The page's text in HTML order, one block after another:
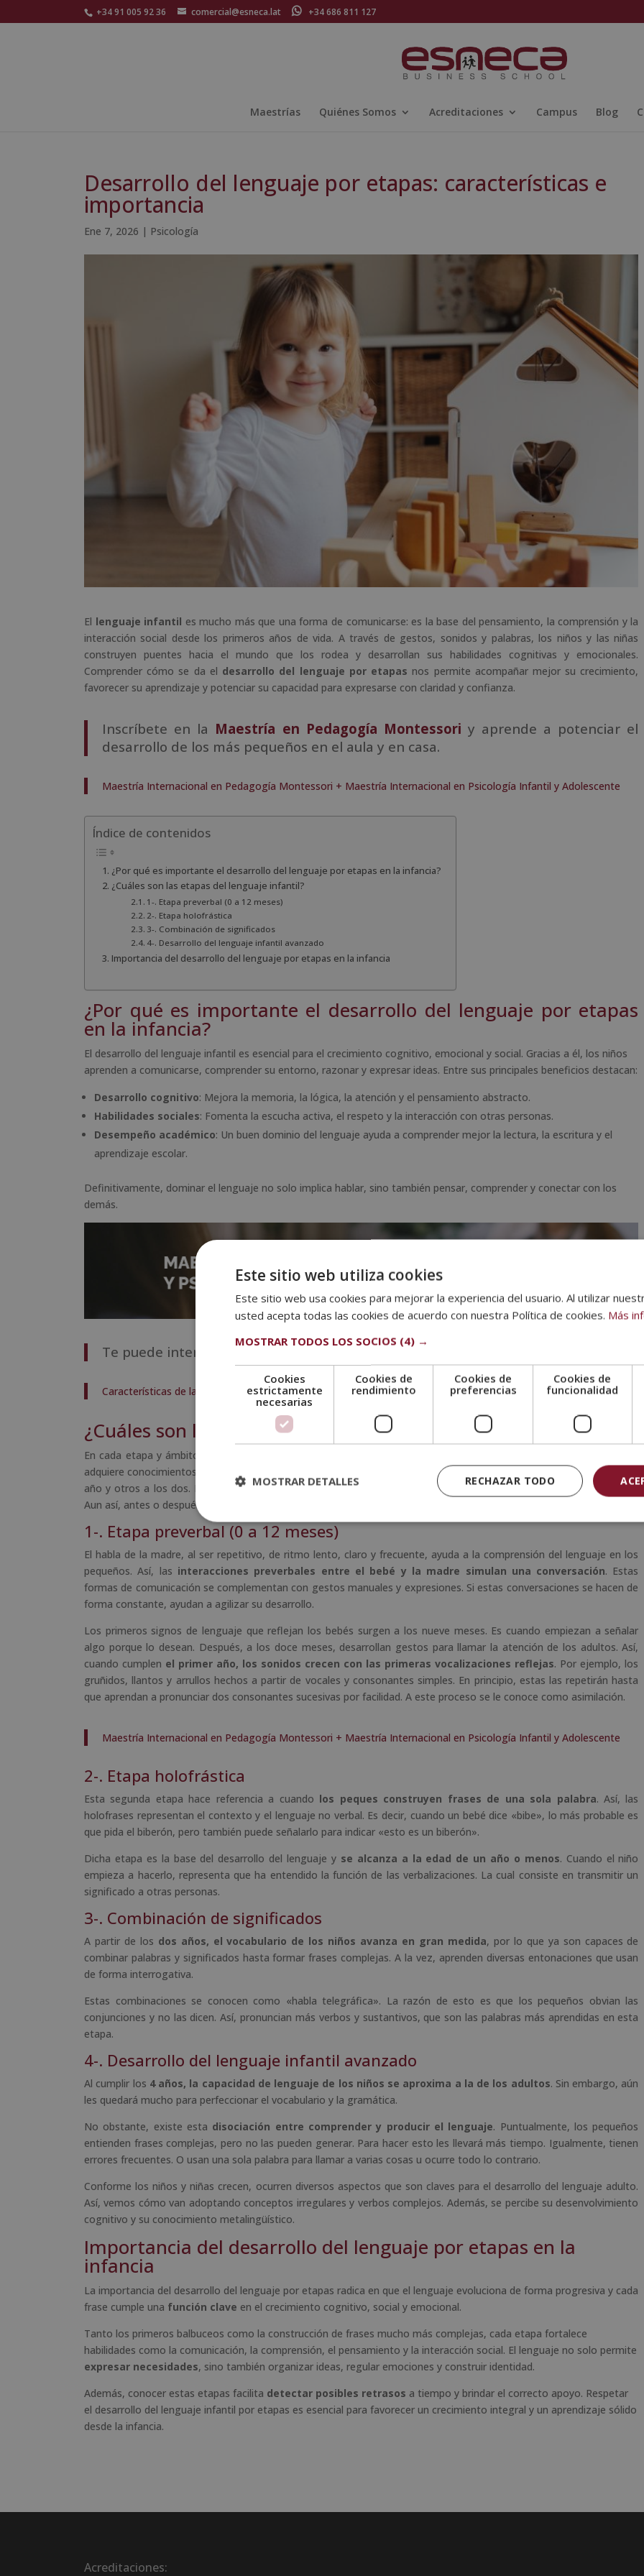
+34 91 005 92 36 comercial@esneca.lat +34 686 811 127
Maestrías Quiénes Somos Acreditaciones Campus Blog
Desarrollo del lenguaje por etapas: características e
importancia
Ene 7, 2026 | Psicología
El lenguaje infantil es mucho más que una forma de comunicarse: es la base del pensamiento, la comprensión y la
interacción social desde los primeros años de vida. A través de gestos, sonidos y palabras, los niños y las niñas
construyen puentes hacia el mundo que los rodea y desarrollan sus habilidades cognitivas y emocionales.
Comprender cómo se da el desarrollo del lenguaje por etapas nos permite acompañar mejor su crecimiento,
favorecer su aprendizaje y potenciar su capacidad para expresarse con claridad y confianza.
Inscríbete en la Maestría en Pedagogía Montessori y aprende a potenciar el
desarrollo de los más pequeños en el aula y en casa.
Maestría Internacional en Pedagogía Montessori + Maestría Internacional en Psicología Infantil y Adolescente
Índice de contenidos
¿Por qué es importante el desarrollo del lenguaje por etapas en la infancia?
¿Cuáles son las etapas del lenguaje infantil?
1-. Etapa preverbal (0 a 12 meses)
2-. Etapa holofrástica
3-. Combinación de significados
4-. Desarrollo del lenguaje infantil avanzado
Importancia del desarrollo del lenguaje por etapas en la infancia
¿Por qué es importante el desarrollo del lenguaje por etapas
en la infancia?
El desarrollo del lenguaje infantil es esencial para el crecimiento cognitivo, emocional y social. Gracias a él, los niños
aprenden a comunicarse, comprender su entorno, razonar y expresar ideas. Entre sus principales beneficios destacan:
Desarrollo cognitivo: Mejora la memoria, la lógica, la atención y el pensamiento abstracto.
Habilidades sociales: Fomenta la escucha activa, el respeto y la interacción con otras personas.
Desempeño académico: Un buen dominio del lenguaje ayuda a comprender mejor la lectura, la escritura y el
aprendizaje escolar.
Definitivamente, dominar el lenguaje no solo implica hablar, sino también pensar, comprender y conectar con los
demás.
Te puede interesar: Etapas del desarrollo físico y mental en la infancia.
Características de la infancia: 6 etapas de desarrollo físico y mental
¿Cuáles son las etapas del lenguaje infantil?
En cada etapa y ámbito del desarrollo infantil,
adquiere conocimientos a un ritmo diferente. Por lo tanto, no pasa nada si algunos pequeños dicen pocas palabras al
año y otros a los dos. Lo mismo sucede con las niñas y niños que caminan a los 10 meses y otros al año y medio.
Aun así, antes o después, el desarrollo del lenguaje se hace en diferentes etapas. Veámoslas:
1-. Etapa preverbal (0 a 12 meses)
El habla de la madre, al ser repetitivo, de ritmo lento, claro y frecuente, ayuda a la comprensión del lenguaje en los
pequeños. Así, las interacciones preverbales entre el bebé y la madre simulan una conversación. Estas
formas de comunicación se complementan con gestos manuales y expresiones. Si estas conversaciones se hacen de
forma constante, ayudan a agilizar su desarrollo.
Los primeros signos de lenguaje que reflejan los bebés surgen a los nueve meses. Es cuando empiezan a señalar
algo porque lo desean. Después, a los doce meses, desarrollan gestos para llamar la atención de los adultos. Así,
cuando cumplen el primer año, los sonidos crecen con las primeras vocalizaciones reflejas. Por ejemplo, los
gruñidos, llantos y arrullos hechos a partir de vocales y consonantes simples. En principio, estas las repetirán hasta
que aprendan a pronunciar dos consonantes sucesivas por facilidad. A este proceso se le conoce como asimilación.
Maestría Internacional en Pedagogía Montessori + Maestría Internacional en Psicología Infantil y Adolescente
2-. Etapa holofrástica
Esta segunda etapa hace referencia a cuando los peques construyen frases de una sola palabra. Así, las
holofrases representan el contexto y el lenguaje no verbal. Es decir, cuando un bebé dice «bibe», lo más probable es
que pida el biberón, pero también puede señalarlo para indicar «esto es un biberón».
Dicha etapa es la base del desarrollo del lenguaje yse alcanza a la edad de un año o menos. Cuando el niño
empieza a hacerlo, representa que ha entendido la función de las verbalizaciones. La cual consiste en transmitir un
significado a otras personas.
3-. Combinación de significados
A partir de los dos años, el vocabulario de los niños avanza en gran medida, por lo que ya son capaces de
combinar palabras y significados hasta formar frases complejas. A la vez, aprenden diversas entonaciones que usan
de forma interrogativa.
Estas combinaciones se conocen como «habla telegráfica». La razón de esto es que los pequeños obvian las
conjunciones y no las dicen. Así, pronuncian más verbos y sustantivos, que son las palabras más aprendidas en esta
etapa.
4-. Desarrollo del lenguaje infantil avanzado
Al cumplir los 4 años, la capacidad de lenguaje de los niños se aproxima a la de los adultos. Sin embargo, aún
les quedará mucho para perfeccionar el vocabulario y la gramática.
No obstante, existe esta disociación entre comprender y producir el lenguaje. Puntualmente, los pequeños
entienden frases complejas, pero no las pueden generar. Para hacer esto les llevará más tiempo. Igualmente, tienen
errores frecuentes. O usan una sola palabra para llamar a varias cosas u ocurre todo lo contrario.
Conforme los niños y niñas crecen, ocurren diversos aspectos que son claves para el desarrollo del lenguaje adulto.
Así, vemos cómo van adoptando conceptos irregulares y verbos complejos. Además, se percibe su desenvolvimiento
cognitivo y su conocimiento metalingüístico.
Importancia del desarrollo del lenguaje por etapas en la
infancia
La importancia del desarrollo del lenguaje por etapas radica en que el lenguaje evoluciona de forma progresiva y cada
frase cumple una función clave en el crecimiento cognitivo, social y emocional.
Tanto los primeros balbuceos como la construcción de frases mucho más complejas, cada etapa fortalece
habilidades como la comunicación, la comprensión, el pensamiento y la interacción social. El lenguaje no solo permite
expresar necesidades, sino también organizar ideas, regular emociones y construir identidad.
Además, conocer estas etapas facilita detectar posibles retrasos a tiempo y brindar el correcto apoyo. Respetar
el desarrollo del lenguaje infantil por etapas es esencial para favorecer un crecimiento integral y un aprendizaje sólido
desde la infancia.
Acreditaciones:
Este sitio web utiliza cookies
Este sitio web usa cookies para mejorar la experiencia del usuario. Al utilizar
usted acepta todas las cookies de acuerdo con nuestra Política de cookies. Más
MOSTRAR TODOS LOS SOCIOS (4) →
Cookies
estrictamente
necesarias
Cookies de
rendimiento
Cookies de
preferencias
Cookies de
funcionalidad
RECHAZAR TODO
MOSTRAR DETALLES